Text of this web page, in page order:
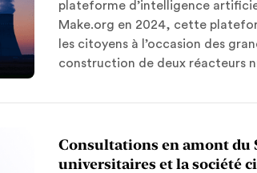
plateforme d’intelligence
Make.org en 2024, cette
les citoyens à l’occasion des
construction de deux réacteurs
Consultations en amont du
universitaires et la société